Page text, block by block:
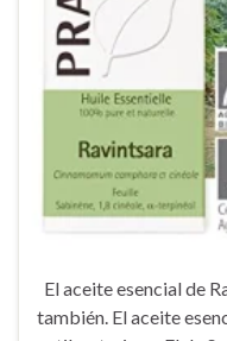
El aceite esencial de
también. El aceite